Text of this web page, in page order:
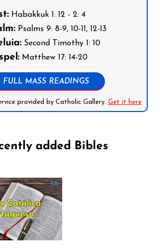
Habakkuk 1: 12 - 2: 4
Psalms 9: 8-9, 10-11, 12-13
Second Timothy 1: 10
Matthew 17: 14-20
FULL MASS READINGS
provided by Catholic Gallery. Get it here
added Bibles